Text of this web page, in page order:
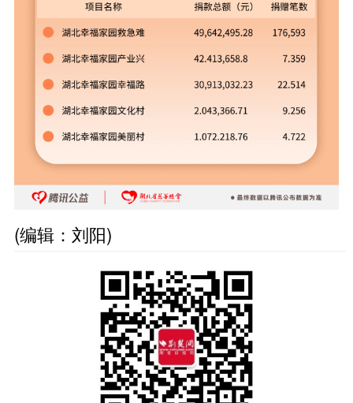
(编辑：刘阳)